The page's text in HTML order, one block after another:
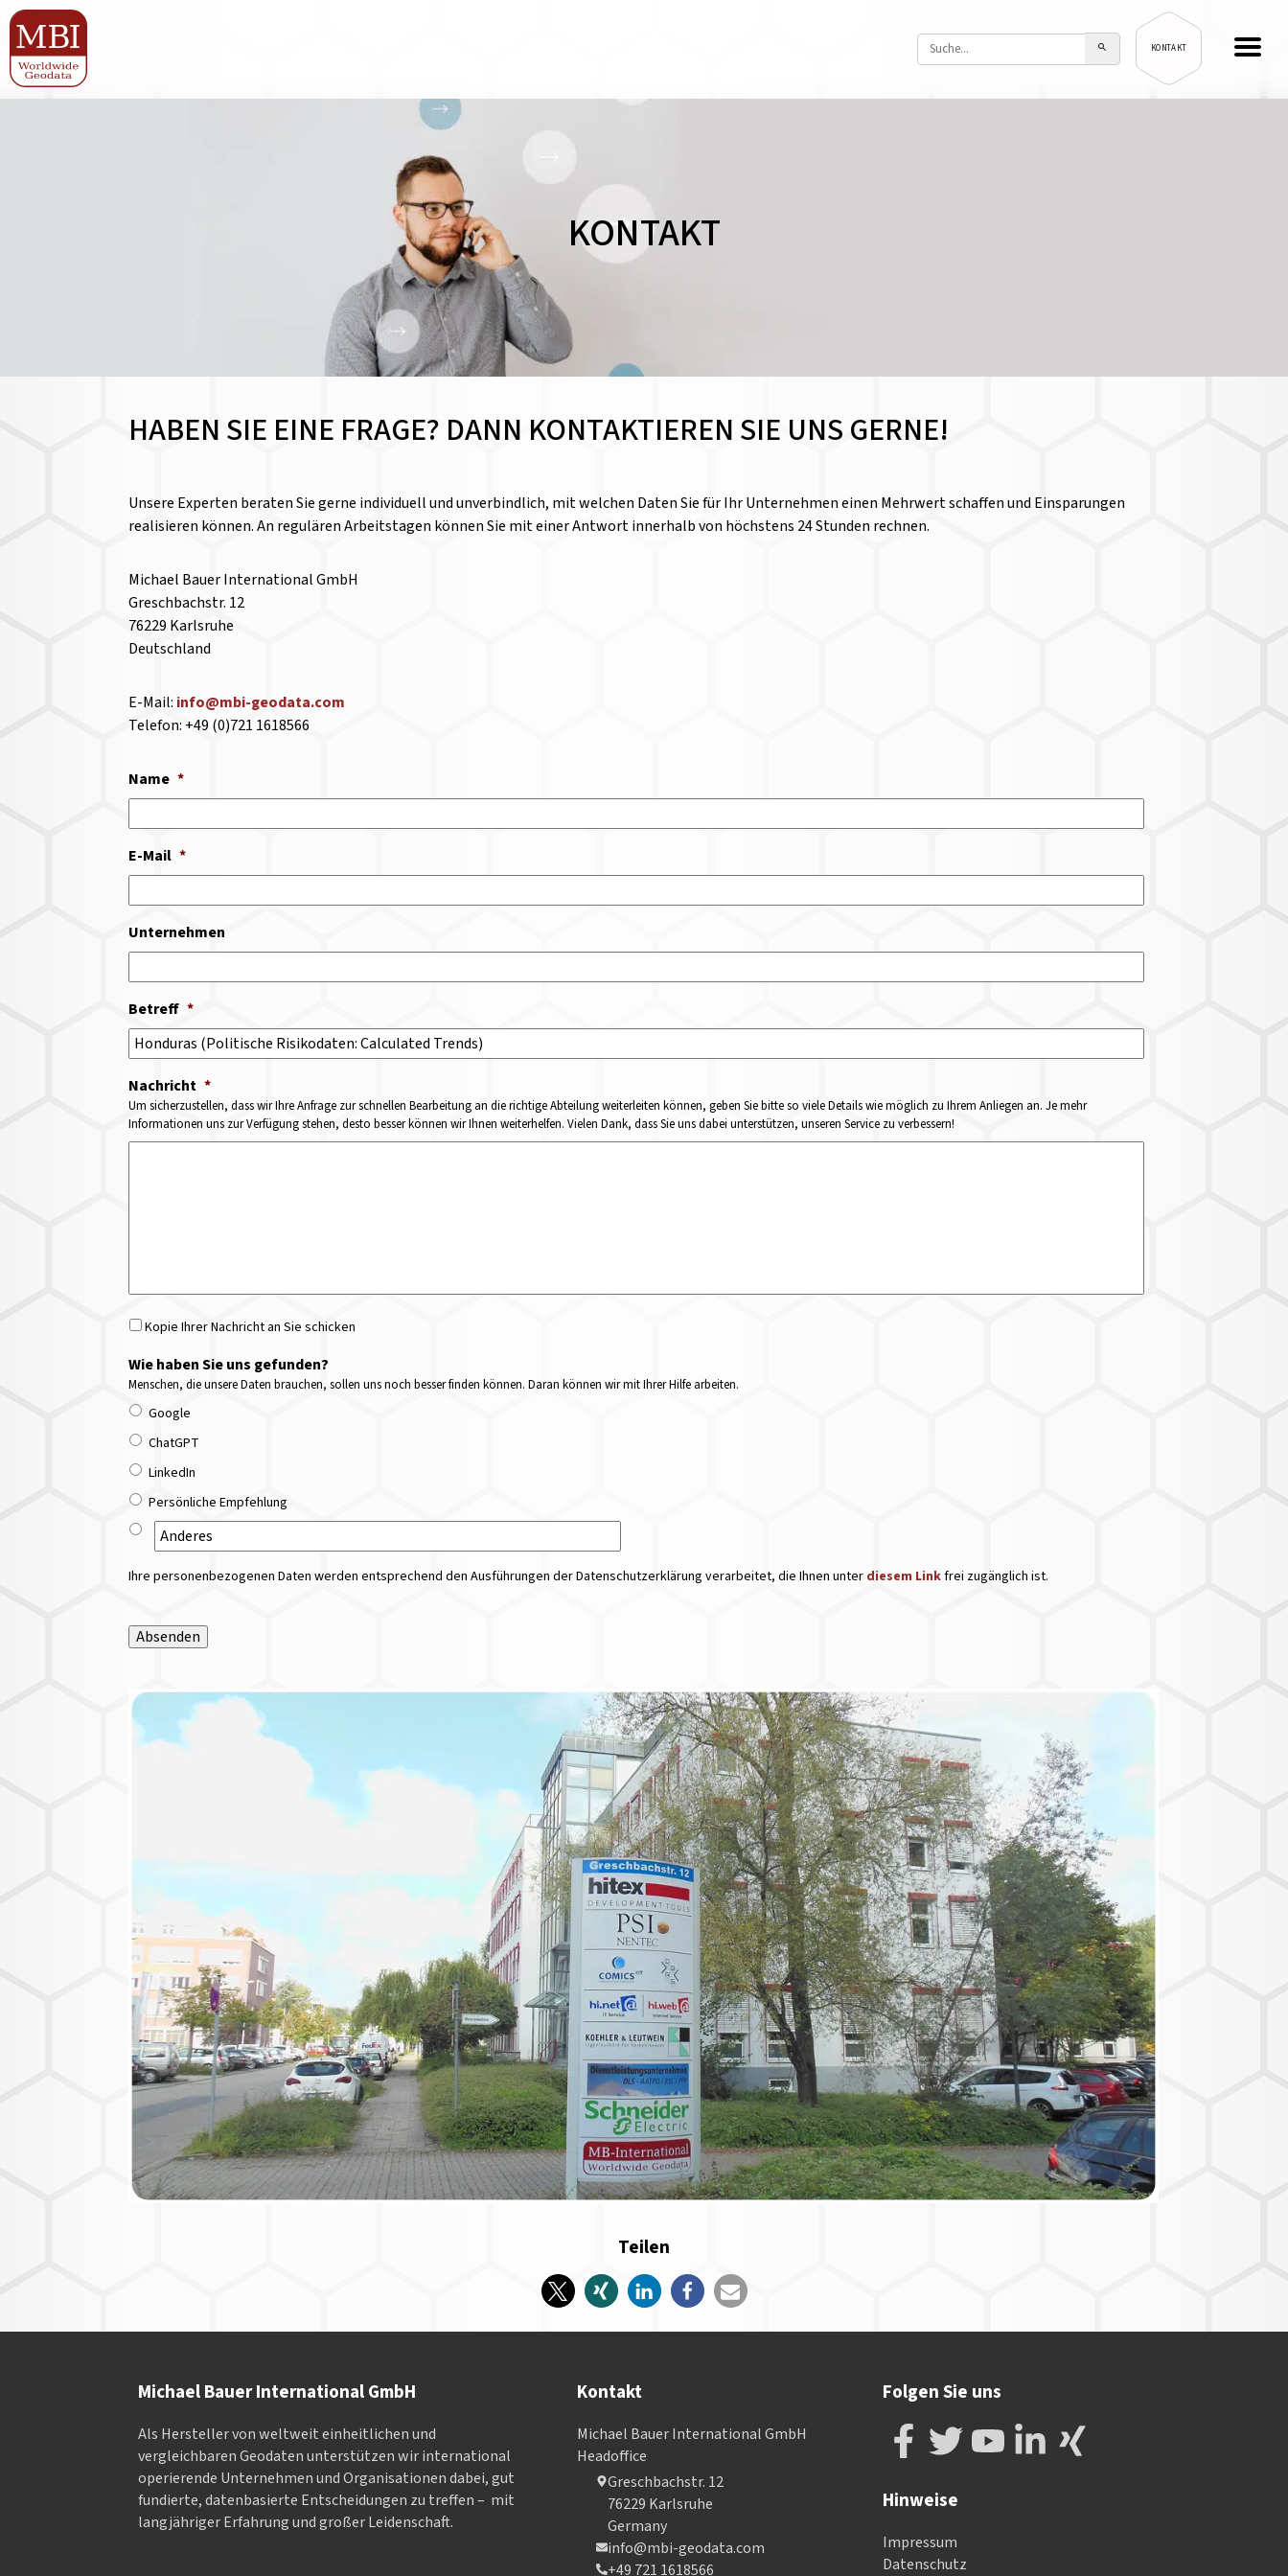
KONTAKT
KONTAKT
HABEN SIE EINE FRAGE? DANN KONTAKTIEREN SIE UNS GERNE!
Unsere Experten beraten Sie gerne individuell und unverbindlich, mit welchen Daten Sie für Ihr Unternehmen einen Mehrwert schaffen und Einsparungen
realisieren können. An regulären Arbeitstagen können Sie mit einer Antwort innerhalb von höchstens 24 Stunden rechnen.
Michael Bauer International GmbH
Greschbachstr. 12
76229 Karlsruhe
Deutschland
E-Mail: info@mbi-geodata.com
Telefon: +49 (0)721 1618566
Name *
E-Mail *
Unternehmen
Betreff *
Nachricht *
Um sicherzustellen, dass wir Ihre Anfrage zur schnellen Bearbeitung an die richtige Abteilung weiterleiten können, geben Sie bitte so viele Details wie möglich zu Ihrem Anliegen an. Je mehr
Informationen uns zur Verfügung stehen, desto besser können wir Ihnen weiterhelfen. Vielen Dank, dass Sie uns dabei unterstützen, unseren Service zu verbessern!
Kopie Ihrer Nachricht an Sie schicken
Wie haben Sie uns gefunden?
Menschen, die unsere Daten brauchen, sollen uns noch besser finden können. Daran können wir mit Ihrer Hilfe arbeiten.
Google
ChatGPT
LinkedIn
Persönliche Empfehlung
Ihre personenbezogenen Daten werden entsprechend den Ausführungen der Datenschutzerklärung verarbeitet, die Ihnen unter diesem Linkfrei zugänglich ist.
Absenden
Teilen
Michael Bauer International GmbH
Als Hersteller von weltweit einheitlichen und
vergleichbaren Geodaten un­ter­stüt­zen wir in­ter­na­tional
ope­rieren­de Un­ter­neh­men und Or­ga­nisa­tionen dabei, gut
fundierte, datenbasierte Entscheidungen zu treffen – mit
langjähriger Erfahrung und großer Leidenschaft.
Kontakt
Michael Bauer International GmbH
Headoffice
Greschbachstr. 12
76229 Karlsruhe
Germany
info@mbi-geodata.com
+49 721 1618566
Folgen Sie uns
Hinweise
Impressum
Datenschutz